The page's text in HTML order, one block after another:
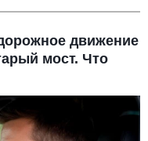
движение
мост. Что